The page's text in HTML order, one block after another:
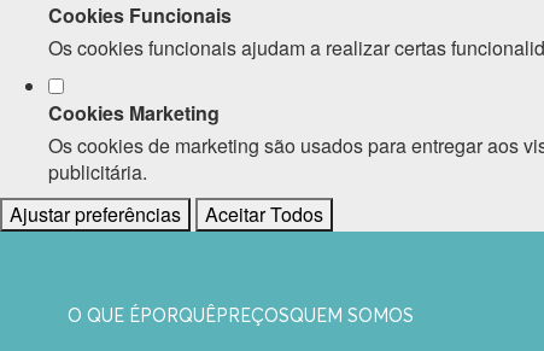
Cookies Funcionais
Os cookies funcionais ajudam a realizar certas
Cookies Marketing
Os cookies de marketing são usados para entregar aos
publicitária.
Ajustar preferências
Aceitar Todos
O QUE É PORQUÊ PREÇOSQUEM SOMOS